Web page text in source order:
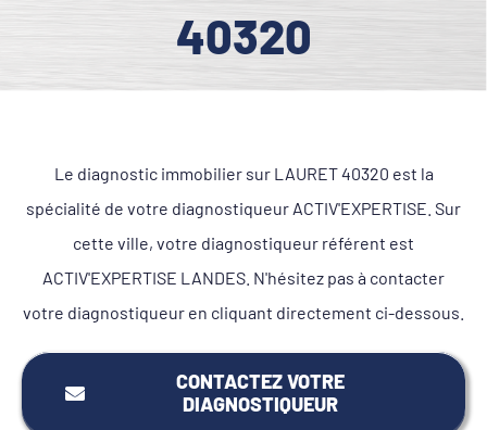
40320
Le diagnostic immobilier sur LAURET 40320 est la
spécialité de votre diagnostiqueur ACTIV'EXPERTISE. Sur
cette ville, votre diagnostiqueur référent est
ACTIV'EXPERTISE LANDES. N'hésitez pas à contacter
votre diagnostiqueur en cliquant directement ci-dessous.
CONTACTEZ VOTRE
DIAGNOSTIQUEUR